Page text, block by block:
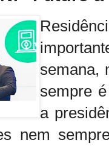
semana,
sempre
a
nem